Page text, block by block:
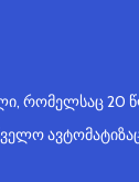
რომელსაც 20